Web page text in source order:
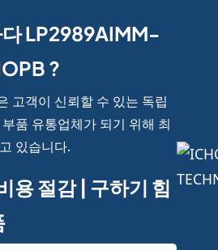
다 LP2989AIMM-
?
고객이 신뢰할 수 있는 독립
품 유통업체가 되기 위해 최
있습니다.
용 절감 | 구하기 힘